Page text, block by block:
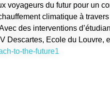
voyageurs du futur pour un
climatique à
des interventions
Descartes, Ecole du
to-the-future1